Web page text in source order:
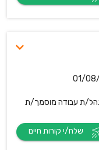
01/
ת עבודה מוסמך/ת